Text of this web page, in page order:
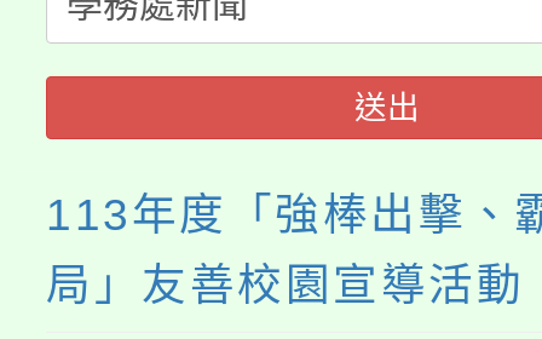
程
送出
113年度「強棒出擊、
局」友善校園宣導活動